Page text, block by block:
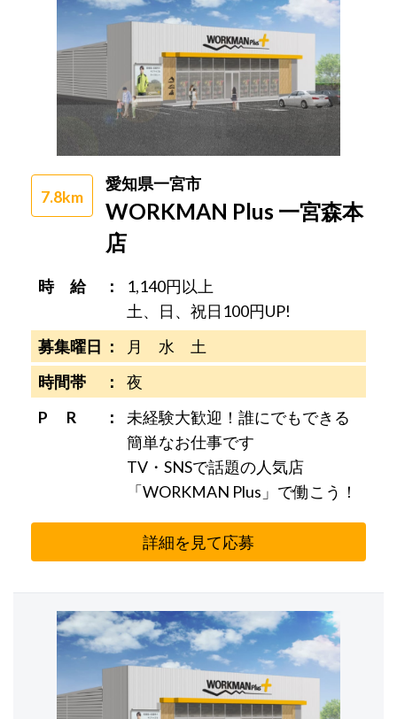
7.8km
愛知県一宮市
WORKMAN Plus 一宮森本
店
時 給
1,140円以上
土、日、祝日100円UP!
募集曜日
月 水 土
時間帯
夜
P R
未経験大歓迎！誰にでもできる
簡単なお仕事です
TV・SNSで話題の人気店
「WORKMAN Plus」で働こう！
詳細を見て応募